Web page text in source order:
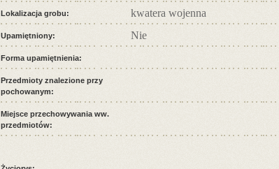
Lokalizacja grobu: kwatera wojenna
Upamiętniony: Nie
Forma upamiętnienia:
Przedmioty znalezione przy
pochowanym:
Miejsce przechowywania ww.
przedmiotów: